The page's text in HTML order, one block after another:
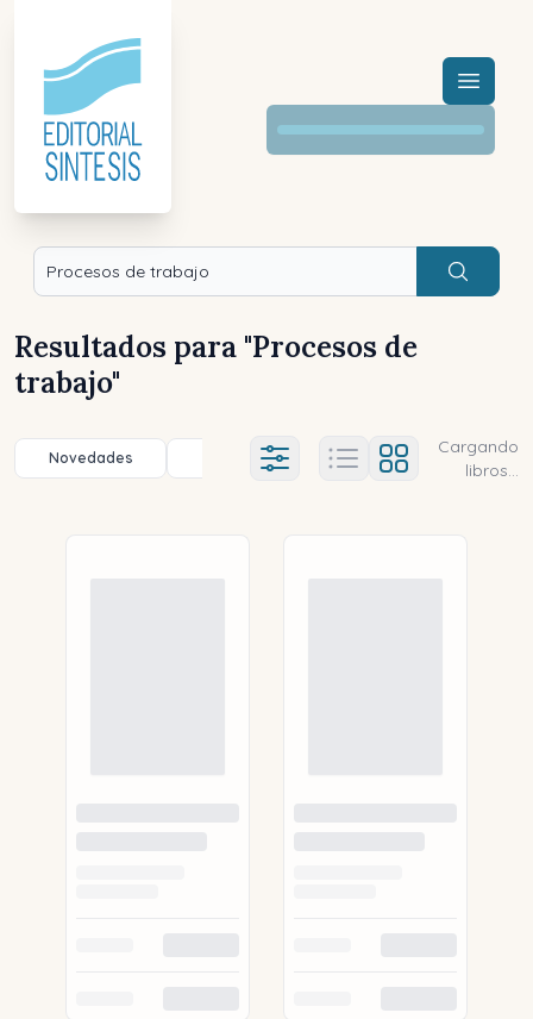
Menú
Buscar
Resultados para "Procesos de
trabajo"
Novedades Título (a-z) Título (z-a)
Ajustes abierto
Cargando
libros...